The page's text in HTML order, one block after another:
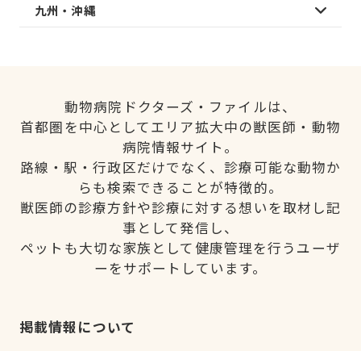
九州・沖縄
動物病院ドクターズ・ファイルは、
首都圏を中心としてエリア拡大中の獣医師・動物
病院情報サイト。
路線・駅・行政区だけでなく、診療可能な動物か
らも検索できることが特徴的。
獣医師の診療方針や診療に対する想いを取材し記
事として発信し、
ペットも大切な家族として健康管理を行うユーザ
ーをサポートしています。
掲載情報について